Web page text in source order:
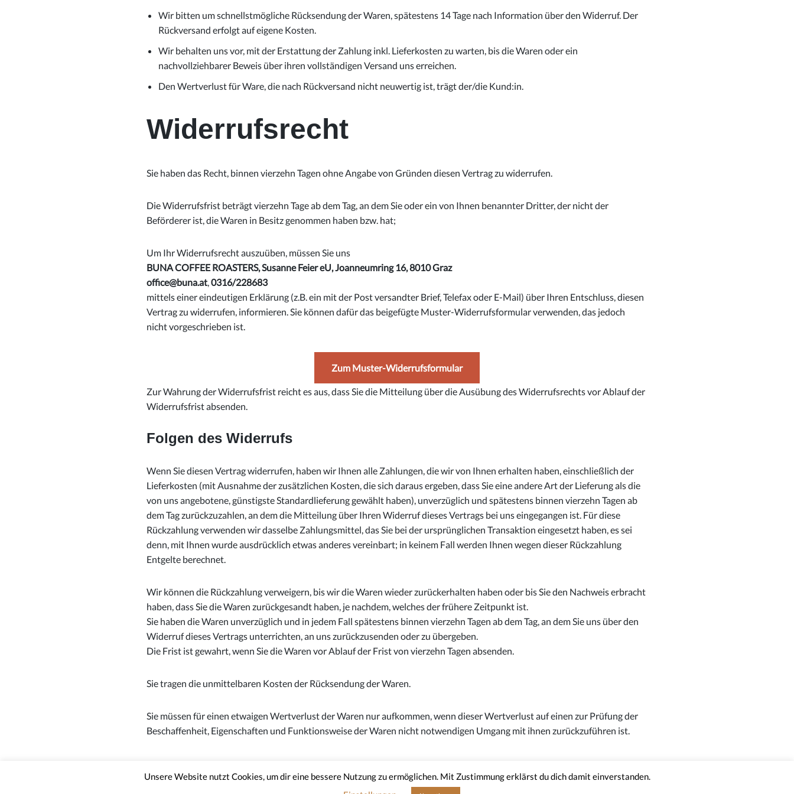
Wir bitten um schnellstmögliche Rücksendung der Waren, spätestens 14 Tage nach Information über den Widerruf. Der
Rückversand erfolgt auf eigene Kosten.
Wir behalten uns vor, mit der Erstattung der Zahlung inkl. Lieferkosten zu warten, bis die Waren oder ein
nachvollziehbarer Beweis über ihren vollständigen Versand uns erreichen.
Den Wertverlust für Ware, die nach Rückversand nicht neuwertig ist, trägt der/die Kund:in.
Widerrufsrecht
Sie haben das Recht, binnen vierzehn Tagen ohne Angabe von Gründen diesen Vertrag zu widerrufen.
Die Widerrufsfrist beträgt vierzehn Tage ab dem Tag, an dem Sie oder ein von Ihnen benannter Dritter, der nicht der
Beförderer ist, die Waren in Besitz genommen haben bzw. hat;
Um Ihr Widerrufsrecht auszuüben, müssen Sie uns
BUNA COFFEE ROASTERS, Susanne Feier eU, Joanneumring 16, 8010 Graz
office@buna.at,0316/228683
mittels einer eindeutigen Erklärung (z.B. ein mit der Post versandter Brief, Telefax oder E-Mail) über Ihren Entschluss, diesen
Vertrag zu widerrufen, informieren. Sie können dafür das beigefügte Muster-Widerrufsformular verwenden, das jedoch
nicht vorgeschrieben ist.
Zum Muster-Widerrufsformular
Zur Wahrung der Widerrufsfrist reicht es aus, dass Sie die Mitteilung über die Ausübung des Widerrufsrechts vor Ablauf der
Widerrufsfrist absenden.
Folgen des Widerrufs
Wenn Sie diesen Vertrag widerrufen, haben wir Ihnen alle Zahlungen, die wir von Ihnen erhalten haben, einschließlich der
Lieferkosten (mit Ausnahme der zusätzlichen Kosten, die sich daraus ergeben, dass Sie eine andere Art der Lieferung als die
von uns angebotene, günstigste Standardlieferung gewählt haben), unverzüglich und spätestens binnen vierzehn Tagen ab
dem Tag zurückzuzahlen, an dem die Mitteilung über Ihren Widerruf dieses Vertrags bei uns eingegangen ist. Für diese
Rückzahlung verwenden wir dasselbe Zahlungsmittel, das Sie bei der ursprünglichen Transaktion eingesetzt haben, es sei
denn, mit Ihnen wurde ausdrücklich etwas anderes vereinbart; in keinem Fall werden Ihnen wegen dieser Rückzahlung
Entgelte berechnet.
Wir können die Rückzahlung verweigern, bis wir die Waren wieder zurückerhalten haben oder bis Sie den Nachweis erbracht
haben, dass Sie die Waren zurückgesandt haben, je nachdem, welches der frühere Zeitpunkt ist.
Sie haben die Waren unverzüglich und in jedem Fall spätestens binnen vierzehn Tagen ab dem Tag, an dem Sie uns über den
Widerruf dieses Vertrags unterrichten, an uns zurückzusenden oder zu übergeben.
Die Frist ist gewahrt, wenn Sie die Waren vor Ablauf der Frist von vierzehn Tagen absenden.
Sie tragen die unmittelbaren Kosten der Rücksendung der Waren.
Sie müssen für einen etwaigen Wertverlust der Waren nur aufkommen, wenn dieser Wertverlust auf einen zur Prüfung der
Beschaffenheit, Eigenschaften und Funktionsweise der Waren nicht notwendigen Umgang mit ihnen zurückzuführen ist.
Impressum AGB Datenschutzerklärung Widerrufsbelehrung Feedback & Kontakt Newsletter
Unsere Website nutzt Cookies, um dir eine bessere Nutzung zu ermöglichen. Mit Zustimmung erklärst du dich damit einverstanden.